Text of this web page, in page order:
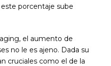
porcentaje sube
el aumento de
no le es ajeno. Dada su
cruciales como el de la